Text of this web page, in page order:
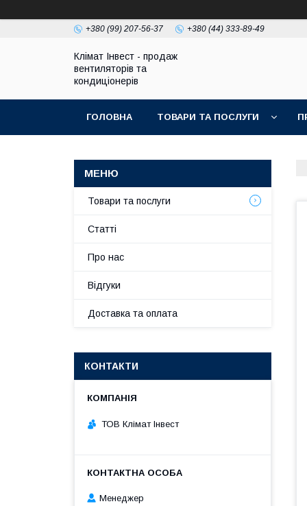
+380 (99) 207-56-37 +380 (44) 333-89-49
Клімат Інвест - продаж
вентиляторів та
кондиціонерів
ГОЛОВНА ТОВАРИ ТА ПОСЛУГИ
Товари та послуги
Статті
Про нас
Відгуки
Доставка та оплата
КОНТАКТИ
ТОВ Клімат Інвест
Менеджер